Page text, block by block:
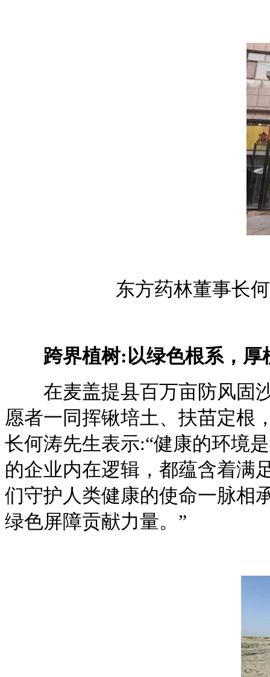
东方药林董事长
跨界植树:以绿色根系，厚
在麦盖提县百万亩防风固沙
愿者一同挥锹培土、扶苗定根
长何涛先生表示:“健康的环境
的企业内在逻辑，都蕴含着满
们守护人类健康的使命一脉相
绿色屏障贡献力量。”